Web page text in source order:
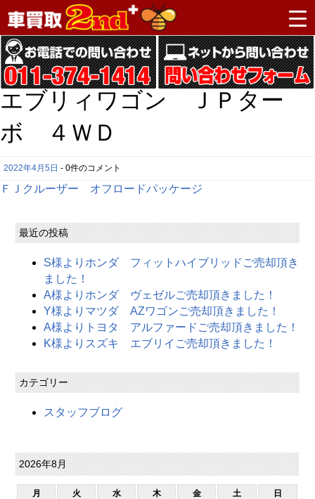
エブリィワゴン ＪＰター
ボ ４ＷＤ
2022年4月5日 - 0件のコメント
ＦＪクルーザー オフロードパッケージ
最近の投稿
S様よりホンダ フィットハイブリッドご売却頂き
ました！
A様よりホンダ ヴェゼルご売却頂きました！
Y様よりマツダ AZワゴンご売却頂きました！
A様よりトヨタ アルファードご売却頂きました！
K様よりスズキ エブリイご売却頂きました！
カテゴリー
スタッフブログ
2026年8月
月 火 水 木 金 土 日